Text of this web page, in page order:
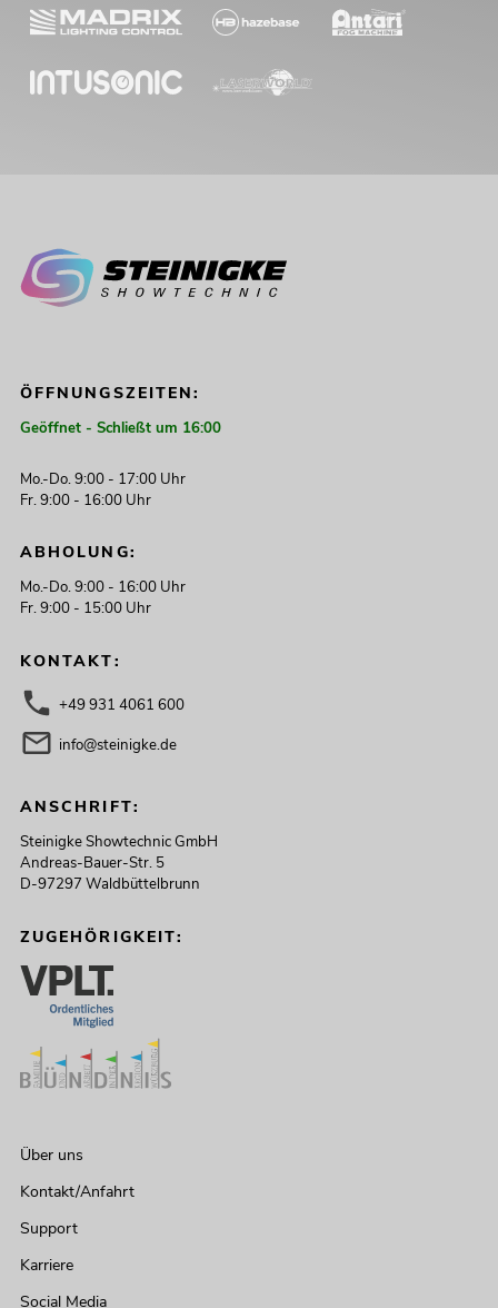
ÖFFNUNGSZEITEN:
Geöffnet - Schließt um 16:00
Mo.-Do. 9:00 - 17:00 Uhr
Fr. 9:00 - 16:00 Uhr
ABHOLUNG:
Mo.-Do. 9:00 - 16:00 Uhr
Fr. 9:00 - 15:00 Uhr
KONTAKT:
+49 931 4061 600
info@steinigke.de
ANSCHRIFT:
Steinigke Showtechnic GmbH
Andreas-Bauer-Str. 5
D-97297 Waldbüttelbrunn
ZUGEHÖRIGKEIT:
Über uns
Kontakt/Anfahrt
Support
Karriere
Social Media